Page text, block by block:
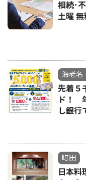
相続･
土曜
海老名
先着５
ド！
し銀行
町田
日本